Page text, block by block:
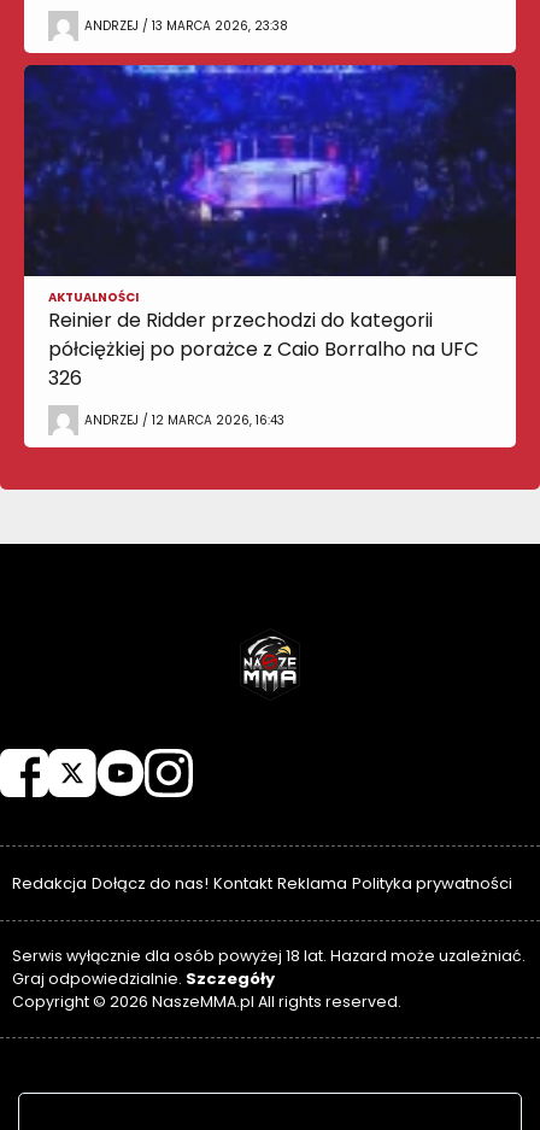
ANDRZEJ / 13 MARCA 2026, 23:38
AKTUALNOŚCI
Reinier de Ridder przechodzi do kategorii
półciężkiej po porażce z Caio Borralho na UFC
326
ANDRZEJ / 12 MARCA 2026, 16:43
Redakcja Dołącz do nas! Kontakt Reklama Polityka prywatności
Serwis wyłącznie dla osób powyżej 18 lat. Hazard może uzależniać.
Graj odpowiedzialnie. Szczegóły
Copyright © 2026 NaszeMMA.pl All rights reserved.